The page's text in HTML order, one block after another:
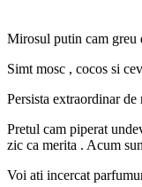
Mirosul putin cam greu
Simt mosc , cocos si
Persista extraordinar
Pretul cam piperat
zic ca merita . Acum
Voi ati incercat